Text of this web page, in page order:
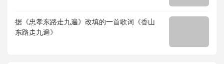
据《忠孝东路走九遍》改填的一首歌词《香山
东路走九遍》